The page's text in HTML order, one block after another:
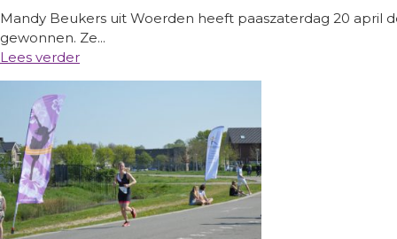
Mandy Beukers uit Woerden heeft paaszaterdag 20
gewonnen. Ze...
Lees verder